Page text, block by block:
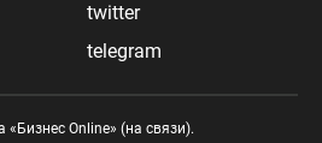
twitter
telegram
«Бизнес Online» (на связи).